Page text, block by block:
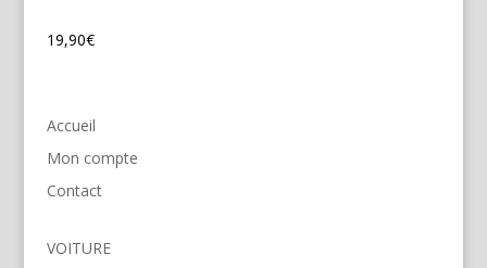
19,90€
Accueil
Mon compte
Contact
VOITURE